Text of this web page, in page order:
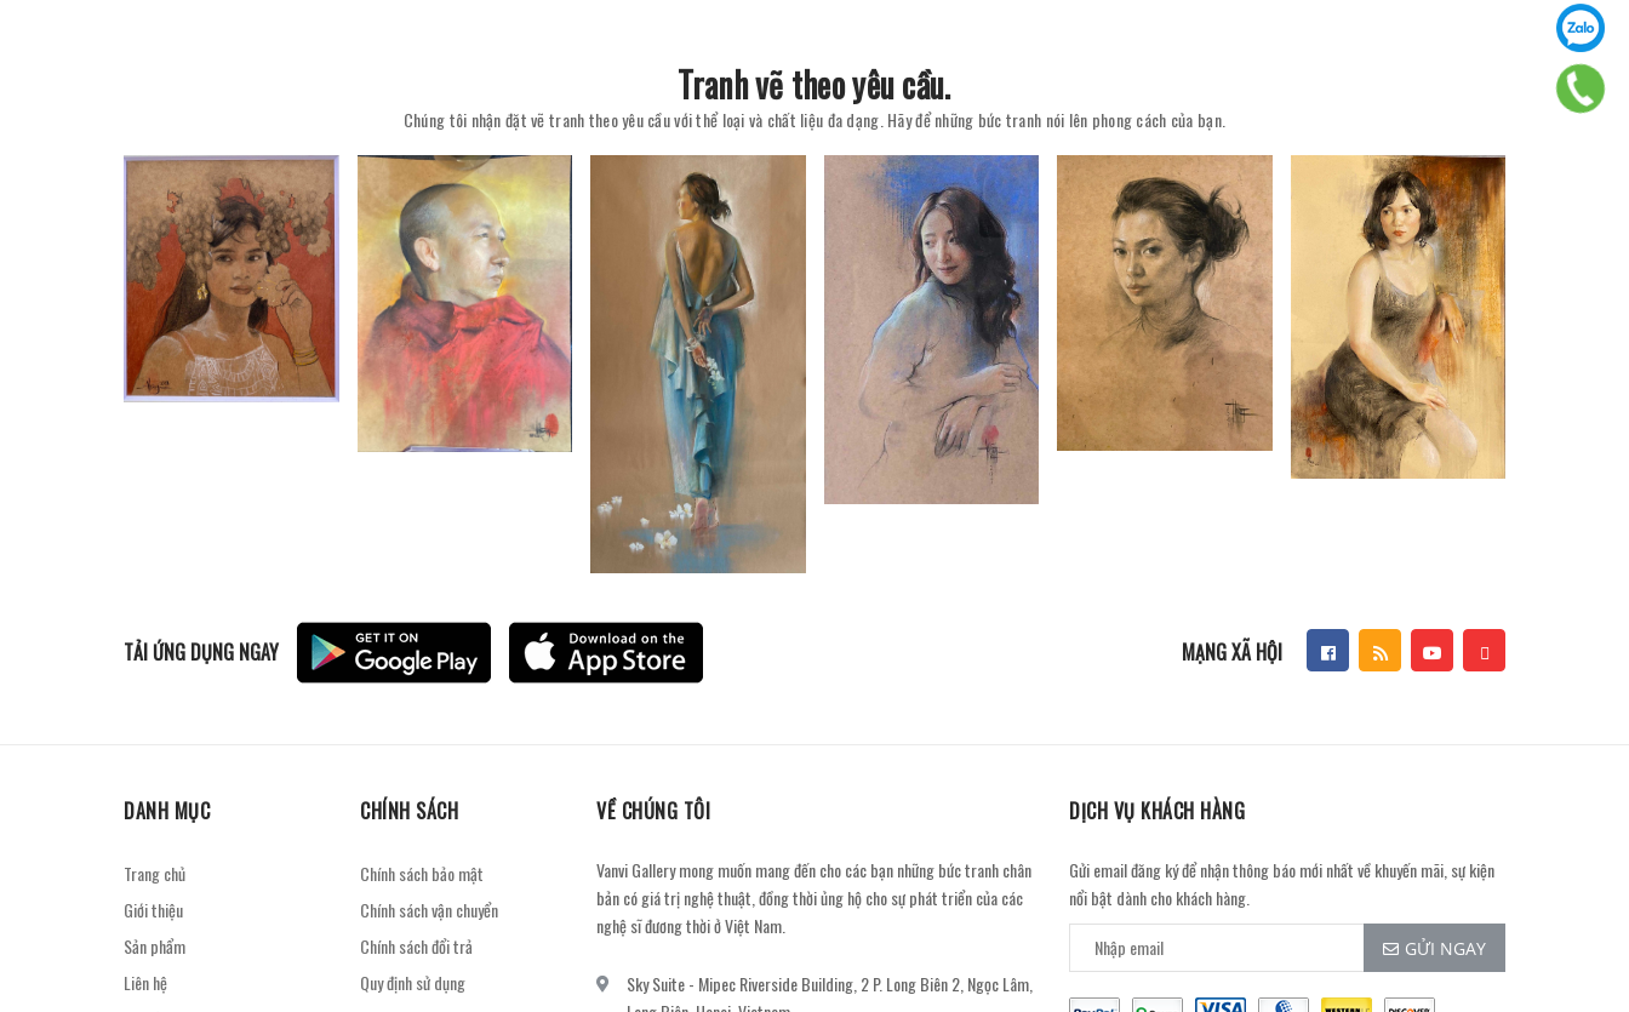
Tranh vẽ theo yêu cầu.
Chúng tôi nhận đặt vẽ tranh theo yêu cầu với thể loại và chất liệu đa dạng. Hãy để những bức tranh nói lên phong cách của bạn.
TẢI ỨNG DỤNG NGAY MẠNG XÃ HỘI
DANH MỤC
Trang chủ
Giới thiệu
Sản phẩm
Liên hệ
CHÍNH SÁCH
Chính sách bảo mật
Chính sách vận chuyển
Chính sách đổi trả
Quy định sử dụng
VỀ CHÚNG TÔI
Vanvi Gallery mong muốn mang đến cho các bạn những bức tranh chân
bản có giá trị nghệ thuật, đồng thời ủng hộ cho sự phát triển của các
nghệ sĩ đương thời ở Việt Nam.
Sky Suite - Mipec Riverside Building, 2 P. Long Biên 2, Ngọc Lâm,
DỊCH VỤ KHÁCH HÀNG
Gửi email đăng ký để nhận thông báo mới nhất về khuyến mãi, sự kiện
nổi bật dành cho khách hàng.
GỬI NGAY